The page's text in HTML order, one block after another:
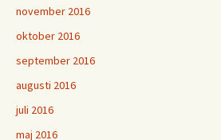
november 2016
oktober 2016
september 2016
augusti 2016
juli 2016
maj 2016